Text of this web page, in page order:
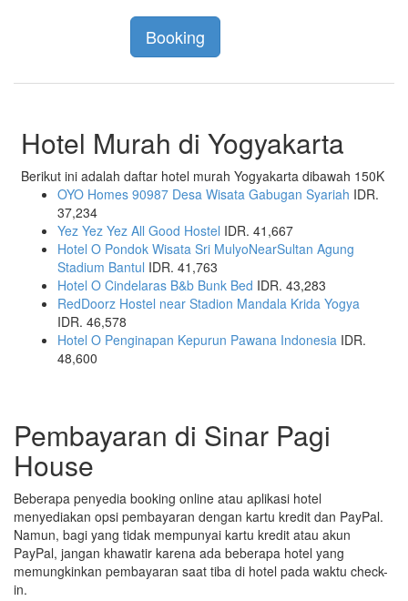
Booking
Hotel Murah di Yogyakarta
Berikut ini adalah daftar hotel murah Yogyakarta dibawah 150K
OYO Homes 90987 Desa Wisata Gabugan Syariah IDR.
37,234
Yez Yez Yez All Good Hostel IDR. 41,667
Hotel O Pondok Wisata Sri MulyoNearSultan Agung
Stadium Bantul IDR. 41,763
Hotel O Cindelaras B&b Bunk Bed IDR. 43,283
RedDoorz Hostel near Stadion Mandala Krida Yogya
IDR. 46,578
Hotel O Penginapan Kepurun Pawana Indonesia IDR.
48,600
Pembayaran di Sinar Pagi
House
Beberapa penyedia booking online atau aplikasi hotel
menyediakan opsi pembayaran dengan kartu kredit dan PayPal.
Namun, bagi yang tidak mempunyai kartu kredit atau akun
PayPal, jangan khawatir karena ada beberapa hotel yang
memungkinkan pembayaran saat tiba di hotel pada waktu check-
in.